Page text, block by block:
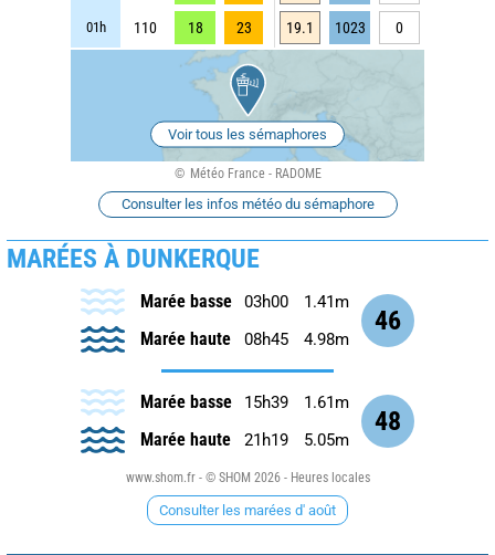
01h 110 18 23 19.1 1023 0
Voir tous les sémaphores
Météo France - RADOME
Consulter les infos météo du sémaphore
MARÉES À DUNKERQUE
46
Marée basse 03h00 1.41m
Marée haute 08h45 4.98m
48
Marée basse 15h39 1.61m
Marée haute 21h19 5.05m
www.shom.fr - © SHOM 2026 - Heures locales
Consulter les marées d' août